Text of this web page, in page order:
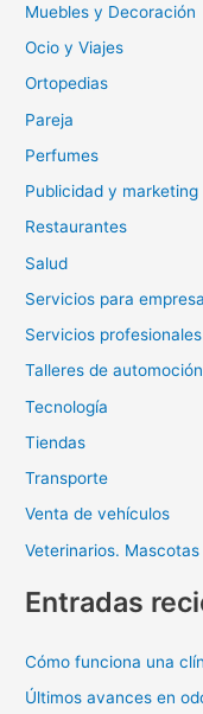
Muebles y Decoración
Ocio y Viajes
Ortopedias
Pareja
Perfumes
Publicidad y marketing
Restaurantes
Salud
Servicios para
Servicios profesionales
Talleres de automoción
Tecnología
Tiendas
Transporte
Venta de vehículos
Veterinarios. Mascotas
Entradas
Cómo funciona una
Últimos avances en